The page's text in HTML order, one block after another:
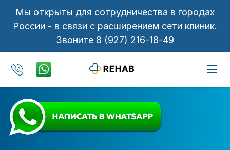
Мы открыты для сотрудничества в городах
России - в связи с расширением сети клиник.
Звоните 8 (927) 216-18-49